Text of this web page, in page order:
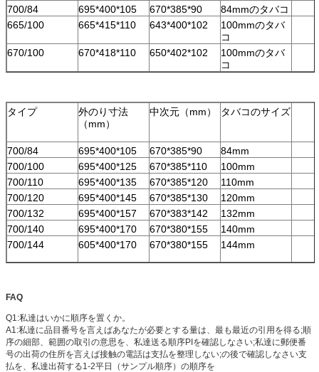
700/84
695*400*105 670*385*90
84mmのタバコ
665/100
665*415*110 643*400*102
100mmのタバ
コ
670/100
670*418*110 650*402*102
100mmのタバ
コ
タイプ
外のり寸法
（mm）
中次元（mm） タバコのサイズ
700/84 695*400*105 670*385*90
84mm
700/100
695*400*125 670*385*110
100mm
700/110
695*400*135 670*385*120
110mm
700/120
695*400*145 670*385*130
120mm
700/132
695*400*157 670*383*142
132mm
700/140
695*400*170 670*380*155
140mm
700/144
605*400*170 670*380*155 144mm
FAQ
Q1:私達はいかに順序を置くか。
A1:私達に品目番号を言えばあなたが必要とする量は、最も最近の引用を得る;順
序の細部、範囲の取引の意思を、私達送る順序PIを確認しなさい;私達に郵便番
号の出荷の住所を言えば接触の電話は支払を整理しない;の後で確認しなさい支
払を、私達出荷する1-2平日（サンプル順序）の順序を